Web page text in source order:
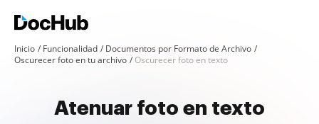
Inicio Funcionalidad
Documentos por Formato de Archivo
Oscurecer foto en tu archivo
Oscurecer foto en texto
Atenuar foto en texto